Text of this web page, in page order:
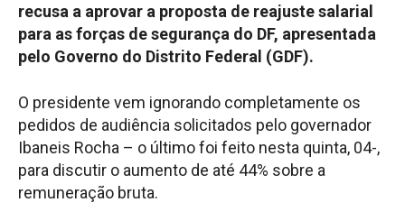
recusa a aprovar a proposta de reajuste salarial
para as forças de segurança do DF, apresentada
pelo Governo do Distrito Federal (GDF).
O presidente vem ignorando completamente os
pedidos de audiência solicitados pelo governador
Ibaneis Rocha – o último foi feito nesta quinta, 04-,
para discutir o aumento de até 44% sobre a
remuneração bruta.